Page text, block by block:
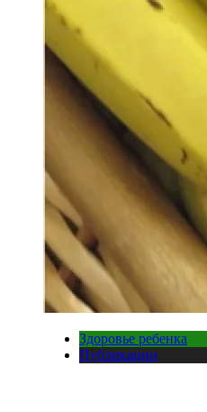
Здоровье ребенка
Публикации